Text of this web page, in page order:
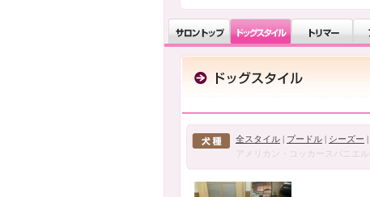
全スタイル プードル シーズー
アメリカン・コッカースパニエル